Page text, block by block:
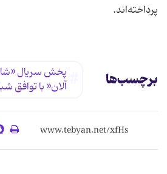
پرداخته‌اند.
برچسب‌ها
پخش سریال
آلان« با توافق